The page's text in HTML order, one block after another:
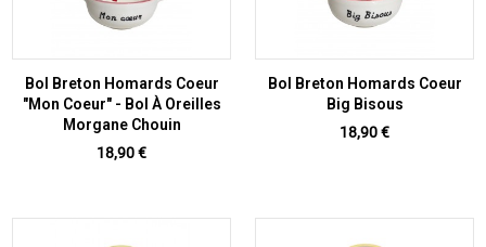
Bol Breton Homards Coeur
"Mon Coeur" - Bol À Oreilles
Morgane Chouin
Prix
18,90 €
Bol Breton Homards Coeur
Big Bisous
Prix
18,90 €